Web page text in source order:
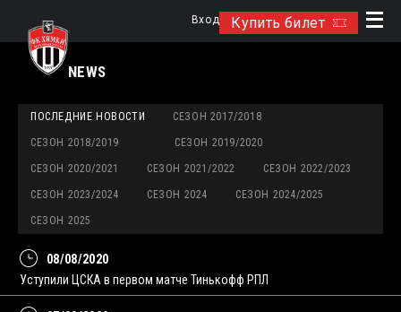
Купить билет
Вход
NEWS
ПОСЛЕДНИЕ НОВОСТИ СЕЗОН 2017/2018
СЕЗОН 2018/2019 СЕЗОН 2019/2020
СЕЗОН 2020/2021 СЕЗОН 2021/2022 СЕЗОН 2022/2023
СЕЗОН 2023/2024 СЕЗОН 2024 СЕЗОН 2024/2025
СЕЗОН 2025
08/08/2020
Уступили ЦСКА в первом матче Тинькофф РПЛ